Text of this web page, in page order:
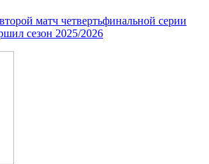
матч четвертьфинальной серии
сезон 2025/2026